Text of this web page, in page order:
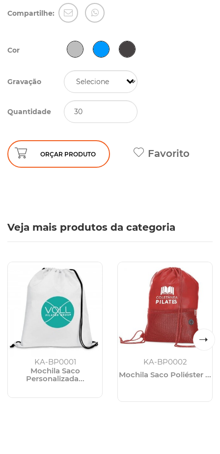
Compartilhe:
Cor
Gravação
Quantidade
ORÇAR PRODUTO Favorito
Veja mais produtos da categoria
KA-BP0001
Mochila Saco
Personalizada...
KA-BP0002
Mochila Saco Poliéster ...